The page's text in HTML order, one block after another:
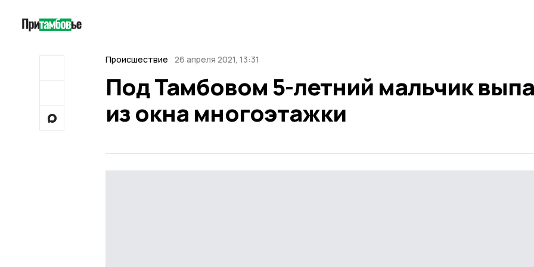
Происшествие 26 апреля 2021, 13:31
Под Тамбовом 5-летний мальчик
из окна многоэтажки